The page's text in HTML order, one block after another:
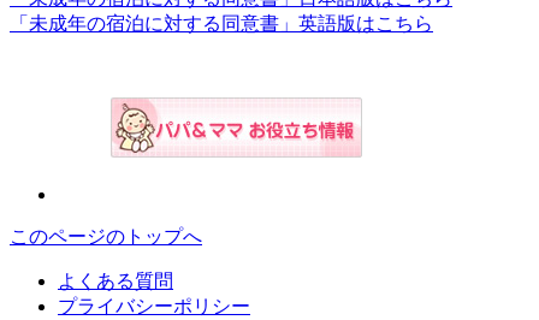
「未成年の宿泊に対する同意書」英語版はこちら
このページのトップへ
よくある質問
プライバシーポリシー